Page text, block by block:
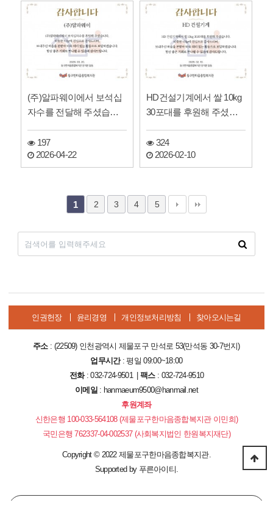
(주)알파웨이에서 보석십
자수를 전달해 주셨습니
197
2026-04-22
HD건설기계에서 쌀 10kg
30포대를 후원해 주셨습
324
2026-02-10
1 2 3 4 5
인권헌장 윤리경영 개인정보처리방침 찾아오시는길
주소: (22509) 인천광역시 제물포구 만석로 53(만석동 30-7번지)
업무시간: 평일 09:00~18:00
전화: 032-724-9501 |팩스: 032-724-9510
이메일: hanmaeum9500@hanmail.net
후원계좌
신한은행 100-033-564108 (제물포구한마음종합복지관 이민희)
국민은행 762337-04-002537 (사회복지법인 한원복지재단)
Copyright ©2022 제물포구한마음종합복지관.
Supported by 푸른아이티.